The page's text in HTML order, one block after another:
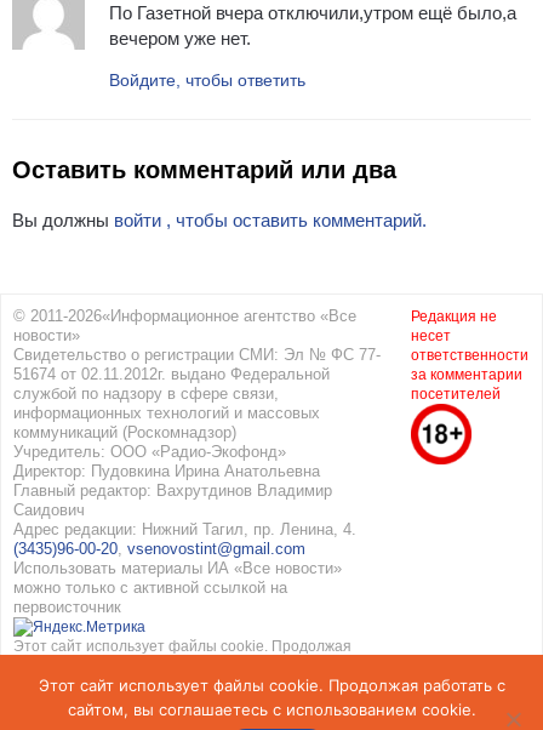
По Газетной вчера отключили,утром ещё было,а
вечером уже нет.
Войдите, чтобы ответить
Оставить комментарий или два
Вы должны войти , чтобы оставить комментарий.
© 2011-2026«Информационное агентство «Все
новости»
Свидетельство о регистрации СМИ: Эл № ФС 77-
51674 от 02.11.2012г. выдано Федеральной
службой по надзору в сфере связи,
информационных технологий и массовых
коммуникаций (Роскомнадзор)
Учредитель: ООО «Радио-Экофонд»
Директор: Пудовкина Ирина Анатольевна
Главный редактор: Вахрутдинов Владимир
Саидович
Адрес редакции: Нижний Тагил, пр. Ленина, 4.
(3435)96-00-20, vsenovostint@gmail.com
Использовать материалы ИА «Все новости»
можно только с активной ссылкой на
первоисточник
Этот сайт использует файлы cookie. Продолжая
использованием cookie. Подробнее вПолитике
конфиденциальностииСоглашение об обработке
персональных данных
Редакция не
несет
ответственности
за комментарии
посетителей
Этот сайт использует файлы cookie. Продолжая работать с
сайтом, вы соглашаетесь с использованием cookie.